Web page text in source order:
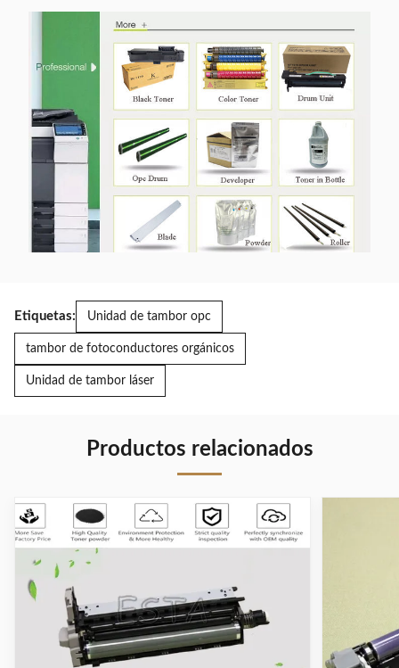
Cooperar con nuestra compañía
naviera
precio seguro y competitivo
Etiquetas: Unidad de tambor opc
tambor de fotoconductores orgánicos
Unidad de tambor láser
Productos relacionados